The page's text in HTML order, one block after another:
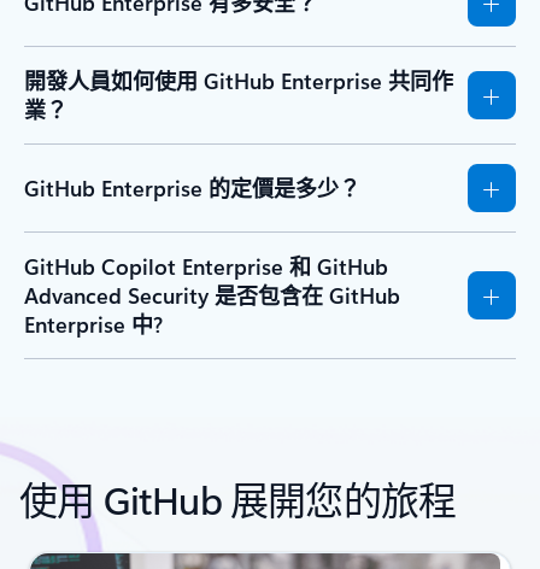
開發人員如何使用 GitHub Enterprise 共同作
業？
GitHub Enterprise 的定價是多少？
GitHub Copilot Enterprise 和 GitHub
Advanced Security 是否包含在 GitHub
Enterprise 中?
使用 GitHub 展開您的旅程